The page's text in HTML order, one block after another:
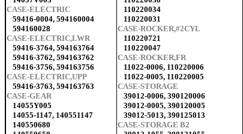
CASE-ELECTRIC
59416-0004, 594160004
594160028
CASE-ELECTRIC,LWR
59416-3764, 594163764
59416-3762, 594163762
59416-3756, 594163756
CASE-ELECTRIC,UPP
59416-3763, 594163763
CASE-GEAR
14055Y005
14055-1147, 140551147
140550680
110220034
110220031
CASE-ROCKER,#2CYL
110220721
110220047
CASE-ROCKER,FR
11022-0006, 110220006
11022-0005, 110220005
CASE-STORAGE
39012-0006, 390120006
39012-0005, 390120005
39012-5013, 390125013
CASE-STORAGE B2